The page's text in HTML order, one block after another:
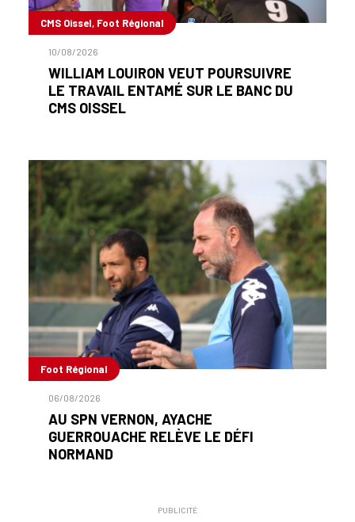
CMS Oissel, Foot Régional
10/08/2026
WILLIAM LOUIRON VEUT POURSUIVRE
LE TRAVAIL ENTAMÉ SUR LE BANC DU
CMS OISSEL
Foot Régional
06/08/2026
AU SPN VERNON, AYACHE
GUERROUACHE RELÈVE LE DÉFI
NORMAND
PUBLICITÉ